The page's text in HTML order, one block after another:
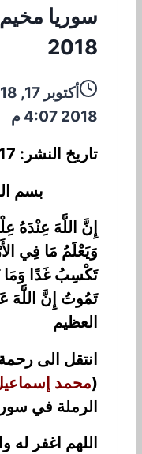
2018
أكتوبر 17, 2018 4:55 م
2018 4:07 م
تاريخ النشر: 17 / 10 / 2018
بسم
إِنَّ اللَّهَ عِنْدَهُ
وَيَعْلَمُ مَا فِي
تَكْسِبُ غَدًا
تَمُوتُ إِنَّ اللَّهَ
العظيم
انتقل الى
(محمد
الرملة في
اللهم اغفر